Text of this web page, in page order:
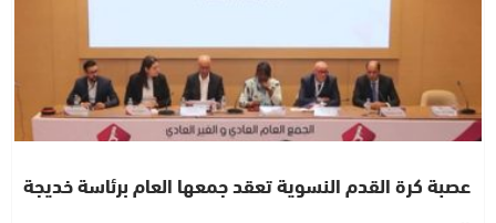
عصبة كرة القدم النسوية تعقد جمعها العام برئاسة خديجة